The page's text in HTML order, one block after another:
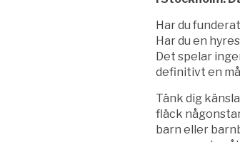
Har du
Har du en
Det spelar
definitivt en
Tänk dig
fläck
barn eller